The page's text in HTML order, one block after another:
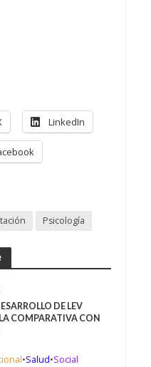
LinkedIn
Psicología
DE LEV
COMPARATIVA CON
•Salud•Social